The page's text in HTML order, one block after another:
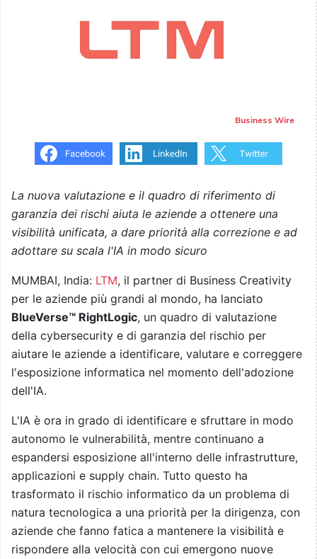
Business Wire
La nuova valutazione e il quadro di riferimento di
garanzia dei rischi aiuta le aziende a ottenere una
visibilità unificata, a dare priorità alla correzione e ad
adottare su scala l'IA in modo sicuro
MUMBAI, India: LTM, il partner di Business Creativity
per le aziende più grandi al mondo, ha lanciato
BlueVerse™ RightLogic, un quadro di valutazione
della cybersecurity e di garanzia del rischio per
aiutare le aziende a identificare, valutare e correggere
l'esposizione informatica nel momento dell'adozione
dell'IA.
L'IA è ora in grado di identificare e sfruttare in modo
autonomo le vulnerabilità, mentre continuano a
espandersi esposizione all'interno delle infrastrutture,
applicazioni e supply chain. Tutto questo ha
trasformato il rischio informatico da un problema di
natura tecnologica a una priorità per la dirigenza, con
aziende che fanno fatica a mantenere la visibilità e
rispondere alla velocità con cui emergono nuove